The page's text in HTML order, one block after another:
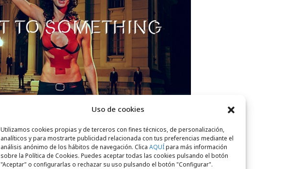
Uso de cookies
Utilizamos cookies propias y de terceros con fines técnicos, de personalización,
analíticos y para mostrarte publicidad relacionada con tus preferencias mediante el
análisis anónimo de los hábitos de navegación. Clica AQUÍpara más información
sobre la Política de Cookies. Puedes aceptar todas las cookies pulsando el botón
"Aceptar" o configurarlas o rechazar su uso pulsando el botón "Configurar".